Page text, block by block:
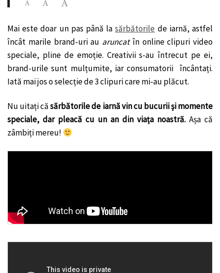
Mai este doar un pas până lasărbătorile de iarnă, astfel
încât marile brand-uri au aruncatîn online clipuri video
speciale, pline de emoție. Creativii s-au întrecut pe ei,
brand-urile sunt mulțumite, iar consumatorii încântați.
Iată mai jos o selecție de 3 clipuri care mi-au plăcut.
Nu uitați căsărbătorile de iarnă vin cu bucurii și momente
speciale, dar pleacă cu un an din viața noastră. Așa că
zâmbiți mereu!